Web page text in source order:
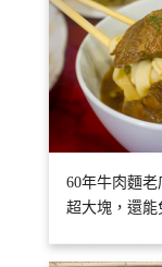
60年牛肉麵
超大塊，還能